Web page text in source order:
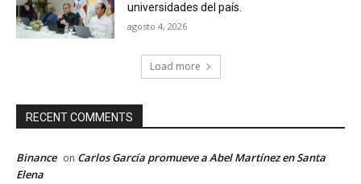
universidades del país.
agosto 4, 2026
Load more
RECENT COMMENTS
Binance on Carlos García promueve a Abel Martínez en Santa
Elena